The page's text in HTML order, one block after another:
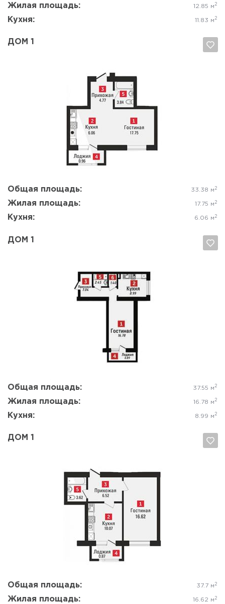
Жилая площадь: 12.85 м 2
Кухня: 11.83 м 2
ДОМ 1
Общая площадь: 33.38 м 2
Жилая площадь: 17.75 м 2
Кухня: 6.06 м 2
Да, удалить Отмена
ДОМ 1
Общая площадь: 37.55 м 2
Жилая площадь: 16.78 м 2
Кухня: 8.99 м 2
Да, удалить Отмена
ДОМ 1
Общая площадь: 37.7 м 2
Жилая площадь: 16.62 м 2
Да, удалить